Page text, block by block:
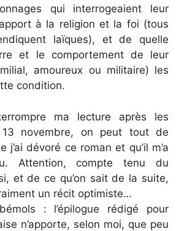
qui interrogeaient leur
à la religion et la foi (tous
laïques), et de quelle
et le comportement de leur
amoureux ou militaire) les
condition.
ma lecture après les
novembre, on peut tout de
j’ai dévoré ce roman et qu’il m’a
Attention, compte tenu du
et de ce qu’on sait de la suite,
un récit optimiste…
: l’épilogue rédigé pour
n’apporte, selon moi, que peu